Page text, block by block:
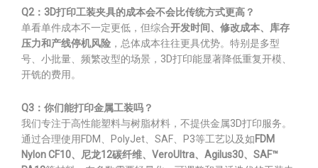
Q2：3D打印工装夹具的成本会不会比传统方式更高？
单看单件成本不一定更低，但综合开发时间、修改成本、库存
压力和产线停机风险 ，总体成本往往更具优势。特别是多型
号、小批量、频繁改型的场景，3D打印能显著降低重复开模、
开铣的费用。
Q3：你们能打印金属工装吗？
我们专注于高性能塑料与树脂材料，不提供金属3D打印服务。
通过合理使用FDM、PolyJet、SAF、P3等工艺以及如FDM
Nylon CF10、尼龙12碳纤维、VeroUltra、Agilus30、SAF™